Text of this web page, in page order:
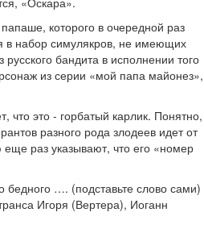
которого в очередной раз
в набор симулякров, не имеющих
бандита в исполнении того
из серии «мой папа майонез»,
что это - горбатый карлик. Понятно,
разного рода злодеев идет от
раз указывают, что его «номер
бедного …. (подставьте слово сами)
Игоря (Вертера), Иоганн